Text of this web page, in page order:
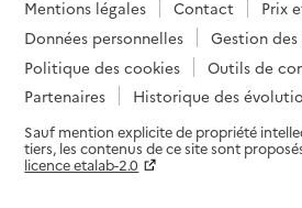
Mentions légales
Contact
Prix
Données personnelles
Gestion
Politique des cookies
Outils de
Partenaires
Historique des
Sauf mention explicite de propriété
tiers, les contenus de ce site sont
licence etalab-2.0